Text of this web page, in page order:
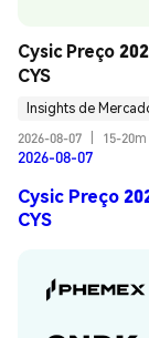
Cysic Preço
CYS
Insights de
2026-08-07
15-20m
2026-08-07
Cysic Preço
CYS